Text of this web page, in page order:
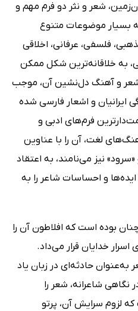
شعر و نثر دو فرم مهم و
موضوعات متنوع
فلسفی، عرفانی، اخلاقی
به خلاقانه‌ترین شکل ممکن
شعر و آهنگ دل‌نشین آن، موجب
ایرانیان و اشعار فارسی شده
فرم‌های ادبی و
لغت، آن را با عناوین
نیز می‌نامند، به اعتقاد
و احساسات شاعر را به
بوده است که افلاطون آن را
خدایان قرار می‌داد.
حادثه‌ای در زبان یاد
شاعرانه، شعر را
لزوم سرایش آن، پرتو